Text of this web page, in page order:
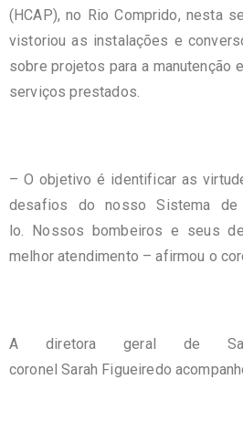
(HCAP), no Rio Comprido, nesta
vistoriou as instalações e
sobre projetos para a manutenção
serviços prestados.
– O objetivo é identificar as
desafios do nosso Sistema de
lo. Nossos bombeiros e seus
melhor atendimento – afirmou o
A diretora geral de
coronel Sarah Figueiredo